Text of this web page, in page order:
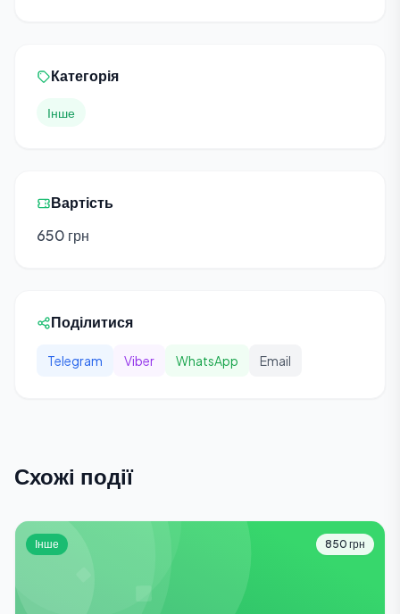
Категорія
Інше
Вартість
650 грн
Поділитися
Telegram Viber WhatsApp Email
Схожі події
Інше 850 грн